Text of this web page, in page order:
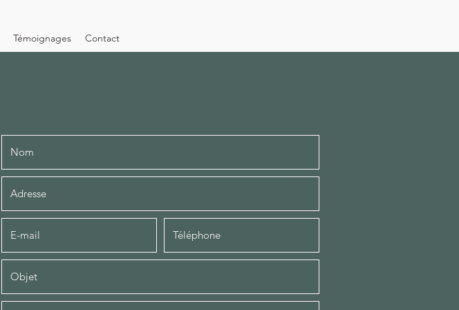
Témoignages Contact